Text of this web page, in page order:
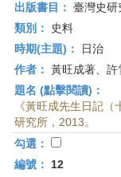
出版書目： 臺灣史研
類別：
史料
時期(主題)：
日治
作者： 黃旺成著、許
題名 (點擊閱讀)：
《黃旺成先生日記
研究所，2013。
勾選：
編號：
12